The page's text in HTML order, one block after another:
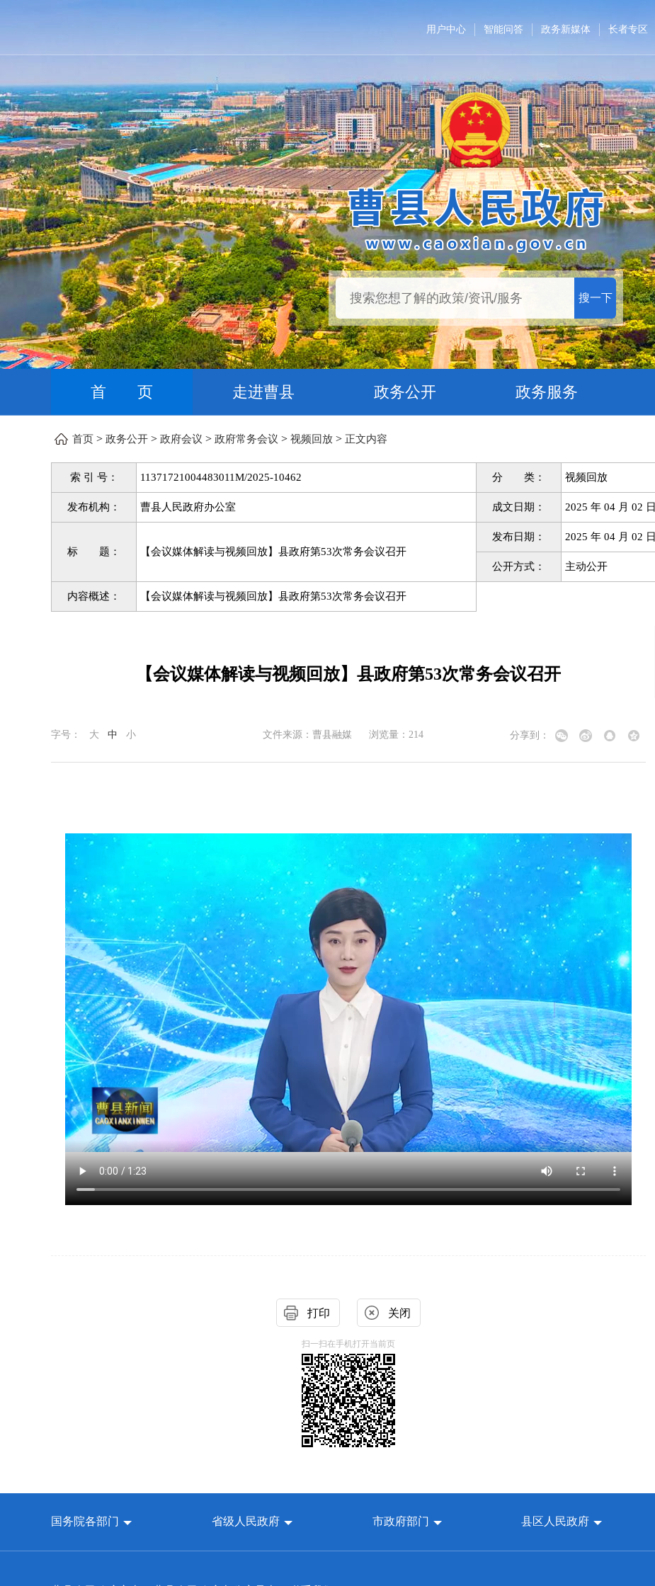
用户中心 智能问答 政务新媒体 长者专区
搜一下
首 页 走进曹县 政务公开 政务服务
首页 > 政务公开 > 政府会议 > 政府常务会议 > 视频回放 > 正文内容
索 引 号： 11371721004483011M/2025-10462 分 类： 视频回放
发布机构： 曹县人民政府办公室 成文日期： 2025 年 04 月 02 日
标 题： 【会议媒体解读与视频回放】县政府第53次常务会议召开
发布日期： 2025 年 04 月 02 日
公开方式： 主动公开
内容概述： 【会议媒体解读与视频回放】县政府第53次常务会议召开
【会议媒体解读与视频回放】县政府第53次常务会议召开
字号： 大 中 小 文件来源： 曹县融媒 浏览量： 214 分享到：
打印 关闭
扫一扫在手机打开当前页
国务院各部门 省级人民政府 市政府部门 县区人民政府